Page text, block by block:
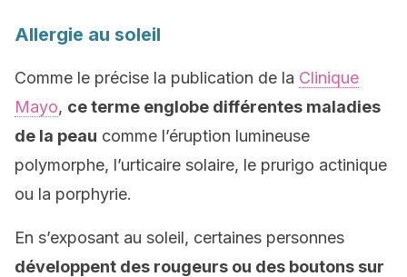
Allergie au soleil
Comme le précise la publication de la Clinique
Mayo, ce terme englobe différentes maladies
de la peau comme l’éruption lumineuse
polymorphe, l’urticaire solaire, le prurigo actinique
ou la porphyrie.
En s’exposant au soleil, certaines personnes
développent des rougeurs ou des boutons sur